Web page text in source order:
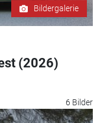
Bildergalerie
(2026)
6 Bilder